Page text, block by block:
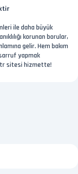
ile daha büyük
korunan borular,
gelir. Hem bakım
yapmak
sitesi hizmette!